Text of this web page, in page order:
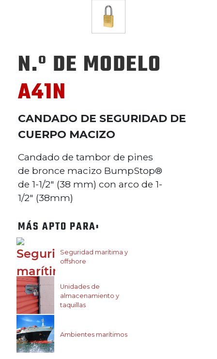
N.º DE MODELO
A41N
CANDADO DE SEGURIDAD DE
CUERPO MACIZO
Candado de tambor de pines
de bronce macizo BumpStop®
de 1-1/2" (38 mm) con arco de 1-
1/2" (38mm)
MÁS APTO PARA:
Seguridad marítima y
offshore
Unidades de
almacenamiento y
taquillas
Ambientes marítimos